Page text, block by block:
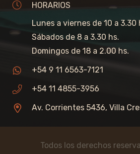
HORARIOS
Lunes a viernes de 10 a 3.30
Sábados de 8 a 3.30 hs.
Domingos de 18 a 2.00 hs.
+54 9 11 6563-7121
+54 11 4855-3956
Av. Corrientes 5436, Villa
Todos los derechos